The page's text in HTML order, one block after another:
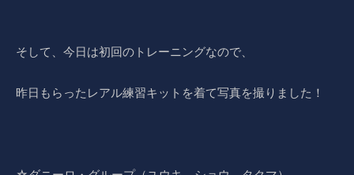
そして、今日は初回のトレーニングなので、
昨日もらったレアル練習キットを着て写真を撮りました！